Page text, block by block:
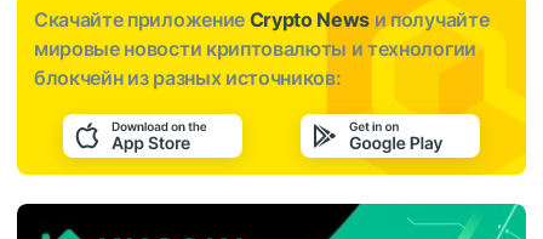
Скачайте приложение Crypto News и получайте
мировые новости криптовалюты и технологии
блокчейн из разных источников: